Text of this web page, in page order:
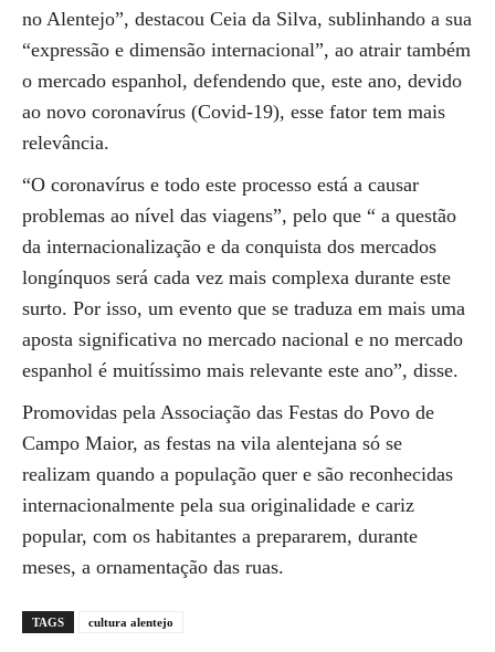
no Alentejo”, destacou Ceia da Silva, sublinhando a sua
“expressão e dimensão internacional”, ao atrair também
o mercado espanhol, defendendo que, este ano, devido
ao novo coronavírus (Covid-19), esse fator tem mais
relevância.
“O coronavírus e todo este processo está a causar
problemas ao nível das viagens”, pelo que “ a questão
da internacionalização e da conquista dos mercados
longínquos será cada vez mais complexa durante este
surto. Por isso, um evento que se traduza em mais uma
aposta significativa no mercado nacional e no mercado
espanhol é muitíssimo mais relevante este ano”, disse.
Promovidas pela Associação das Festas do Povo de
Campo Maior, as festas na vila alentejana só se
realizam quando a população quer e são reconhecidas
internacionalmente pela sua originalidade e cariz
popular, com os habitantes a prepararem, durante
meses, a ornamentação das ruas.
TAGS cultura alentejo